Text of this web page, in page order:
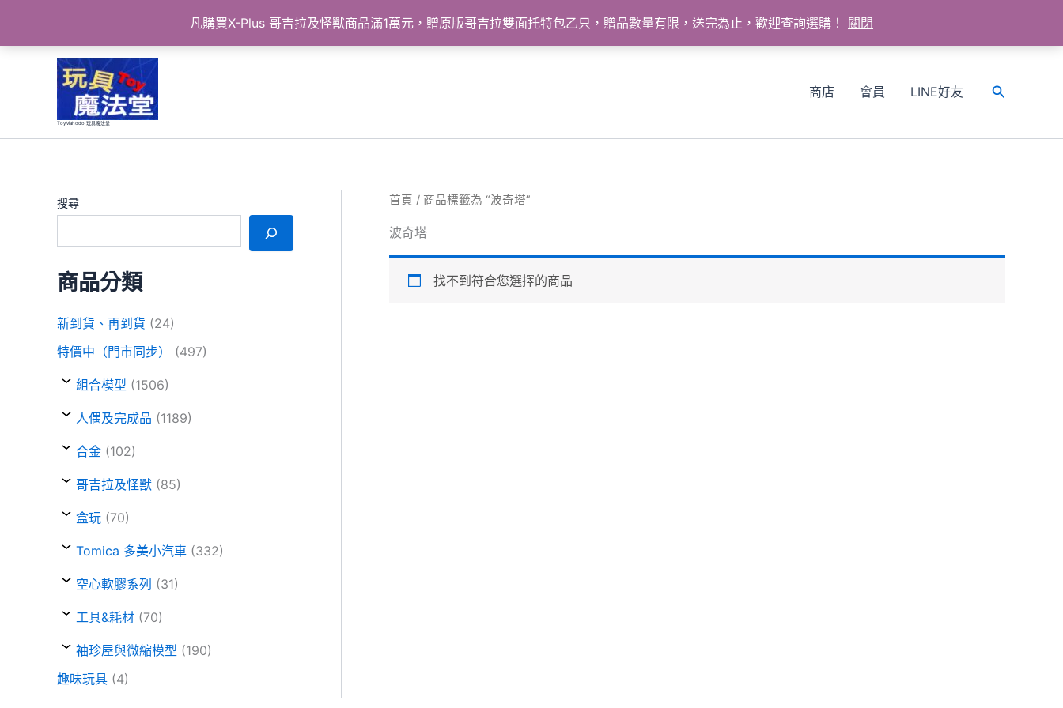
凡購買X-Plus 哥吉拉及怪獸商品滿1萬元，贈原版哥吉拉雙面托特包乙只，贈品數量有限，送完為止，歡迎查詢選購！ 關閉
內
ToyMahodo 玩具魔法堂
商店 會員 LINE好友
搜
搜尋
商品分類
新到貨、再到貨 (24)
特價中（門市同步）
(497)
組合模型 (1506)
人偶及完成品 (1189)
合金 (102)
哥吉拉及怪獸 (85)
盒玩 (70)
Tomica 多美小汽車 (332)
空心軟膠系列 (31)
工具&耗材 (70)
袖珍屋與微縮模型 (190)
趣味玩具 (4)
首頁 / 商品標籤為 “波奇塔”
波奇塔
找不到符合您選擇的商品